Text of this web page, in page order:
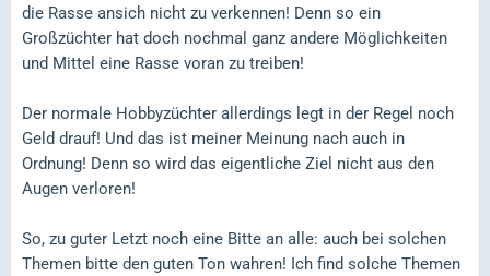
die Rasse ansich nicht zu verkennen! Denn so ein
Großzüchter hat doch nochmal ganz andere Möglichkeiten
und Mittel eine Rasse voran zu treiben!
Der normale Hobbyzüchter allerdings legt in der Regel noch
Geld drauf! Und das ist meiner Meinung nach auch in
Ordnung! Denn so wird das eigentliche Ziel nicht aus den
Augen verloren!
So, zu guter Letzt noch eine Bitte an alle: auch bei solchen
Themen bitte den guten Ton wahren! Ich find solche Themen